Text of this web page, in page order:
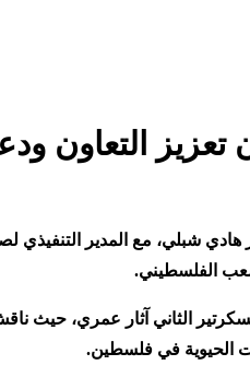
التعاون ودعم
شبلي، مع المدير التنفيذي
الفلسطيني.
الثاني آثار عمري، حيث
الحيوية في فلسطين.